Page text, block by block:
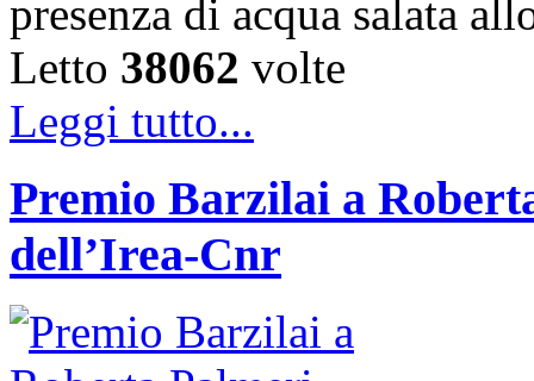
presenza di acqua salata
Letto 38062 volte
Leggi tutto...
Premio Barzilai a
dell’Irea-Cnr